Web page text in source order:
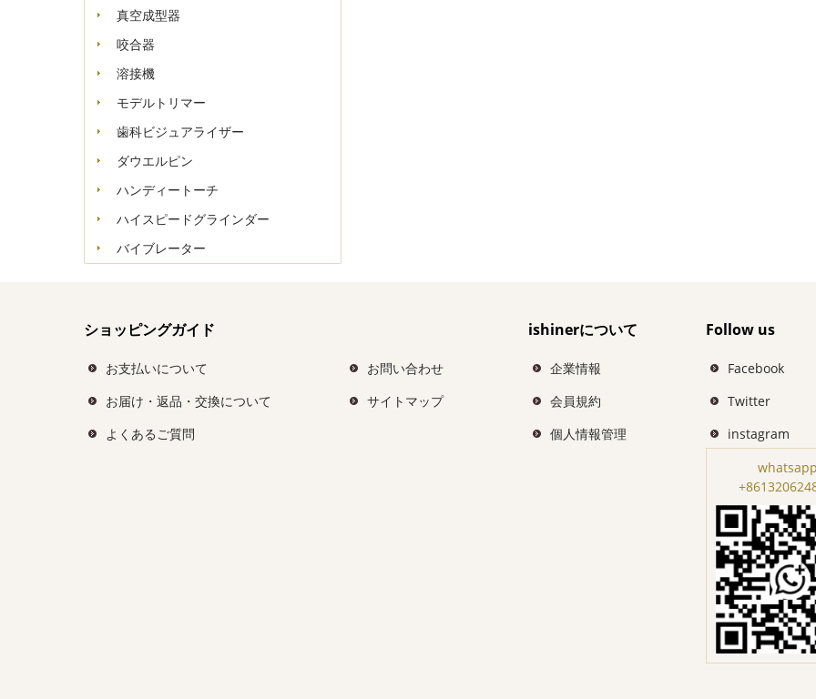
真空成型器
咬合器
溶接機
モデルトリマー
歯科ビジュアライザー
ダウエルピン
ハンディートーチ
ハイスピードグラインダー
バイブレーター
ショッピングガイド
お支払いについて
お届け・返品・交換について
よくあるご質問
お問い合わせ
サイトマップ
ishinerについて
企業情報
会員規約
個人情報管理
Follow us
Facebook
Twitter
instagram